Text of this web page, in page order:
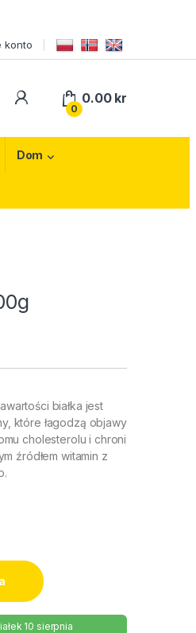
konto
My Account
0
0.00 kr
Dom
białka jest
które łagodzą objawy
cholesterolu i chroni
źródłem witamin z
10 sierpnia